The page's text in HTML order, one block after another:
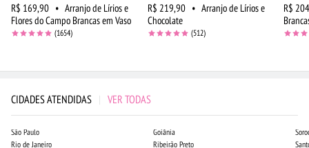
R$ 169,90 • Arranjo de Lírios e
Flores do Campo Brancas em Vaso
(1654)
R$ 219,90 • Arranjo de Lírios e
Chocolate
(512)
R$
CIDADES ATENDIDAS | VER TODAS
São Paulo
Rio de Janeiro
Goiânia
Ribeirão Preto